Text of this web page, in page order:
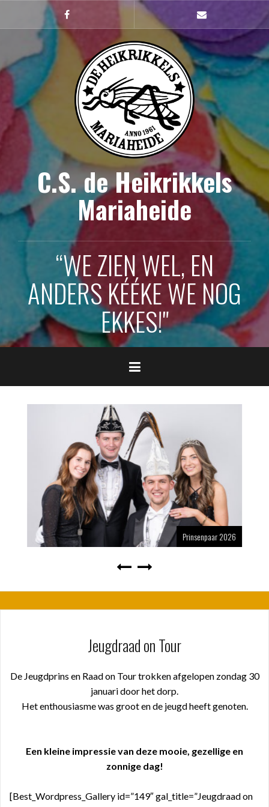
springen
Facebook mailto
C.S. de Heikrikkels
Mariaheide
“WE ZIEN WEL, EN
ANDERS KÉÉKE WE NOG
EKKES!"
Prinsenpaar 2026
Jeugdraad on Tour
De Jeugdprins en Raad on Tour trokken afgelopen zondag 30
januari door het dorp.
Het enthousiasme was groot en de jeugd heeft genoten.
Een kleine impressie van deze mooie, gezellige en
zonnige dag!
[Best_Wordpress_Gallery id=”149″ gal_title=”Jeugdraad on